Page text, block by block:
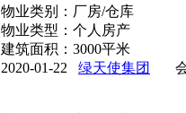
物业类别：厂房/仓库
物业类型：个人房产
建筑面积：3000平米
2020-01-22
绿天使集团